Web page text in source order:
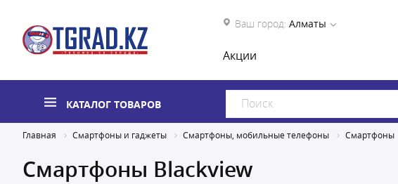
Ваш город: Алматы
Акции
КАТАЛОГ ТОВАРОВ
Главная Смартфоны и гаджеты Смартфоны, мобильные телефоны Смартфоны
Смартфоны Blackview